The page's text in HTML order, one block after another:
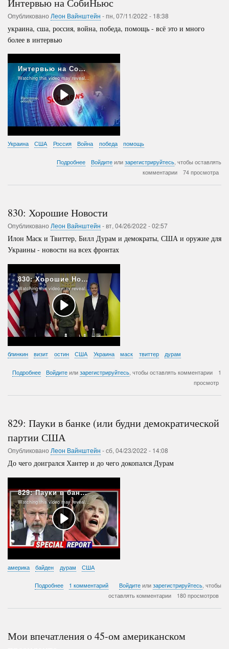
Опубликовано Леон Вайнштейн -пн, 07/11/2022 - 18:38
украина, сша, россия, война, победа, помощь - всё это и много
более в интервью
Украина США Россия Война победа помощь
Подробнее
СобиНьюс
Войдите или зарегистрируйтесь, чтобы оставлять
комментарии
74 просмотра
830: Хорошие Новости
Опубликовано Леон Вайнштейн -вт, 04/26/2022 - 02:57
Илон Маск и Твиттер, Билл Дурам и демократы, США и оружие для
Украины - новости на всех фронтах
блинкин визит остин США Украина маск твиттер дурам
Подробнеео
Новости
Войдите илизарегистрируйтесь , чтобы оставлять комментарии
1
просмотр
829: Пауки в банке (или будни демократической
партии США
Опубликовано Леон Вайнштейн -сб, 04/23/2022 - 14:08
До чего доигрался Хантер и до чего докопался Дурам
америка байден дурам США
Подробнеео
в
будни
1 комментарий Войдите или зарегистрируйтесь, чтобы
оставлять комментарии
180 просмотров
Мои впечатления о 45-ом американском